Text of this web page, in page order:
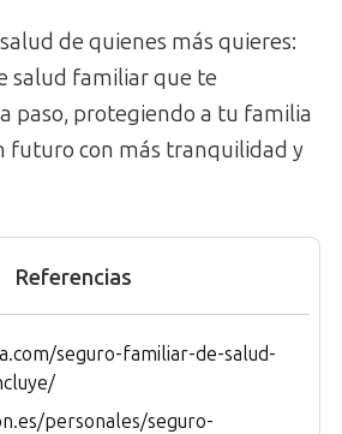
de quienes más quieres:
salud familiar que te
paso, protegiendo a tu familia
futuro con más tranquilidad y
Referencias
seguro-familiar-de-salud-
personales/seguro-